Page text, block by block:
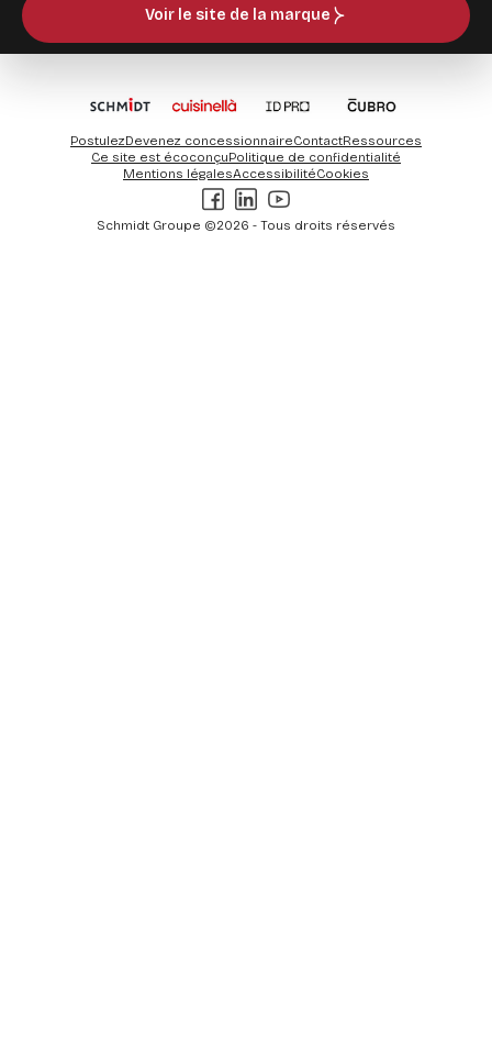
Voir le site de la marque
Schmidt Groupe ©2026 - Tous droits réservés
PostulezDevenez concessionnaireContactRessources
Ce site est écoconçuPolitique de confidentialité
Mentions légalesAccessibilitéCookies
Facebook
LinkedIn
Youtube